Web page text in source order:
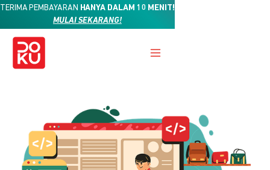
TERIMA PEMBAYARAN HANYA DALAM 10 MENIT!
MULAI SEKARANG!